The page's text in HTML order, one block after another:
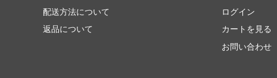
配送方法について
返品について
ログイン
カートを見る
お問い合わせ